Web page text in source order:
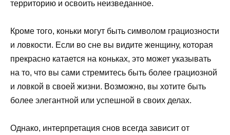
территорию и освоить неизведанное.
Кроме того, коньки могут быть символом грациозности
и ловкости. Если во сне вы видите женщину, которая
прекрасно катается на коньках, это может указывать
на то, что вы сами стремитесь быть более грациозной
и ловкой в своей жизни. Возможно, вы хотите быть
более элегантной или успешной в своих делах.
Однако, интерпретация снов всегда зависит от